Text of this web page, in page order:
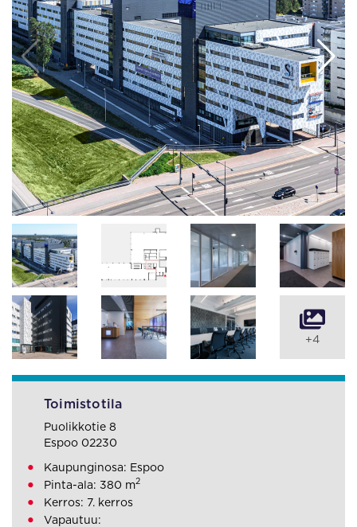
+4
Toimistotila
Puolikkotie 8
Espoo 02230
Kaupunginosa: Espoo
Pinta-ala: 380 m2
Kerros: 7. kerros
Vapautuu: